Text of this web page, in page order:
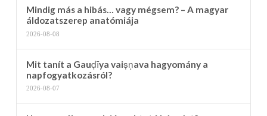
Mindig más a hibás… vagy mégsem? – A magyar
áldozatszerep anatómiája
2026-08-08
Mit tanít a Gauḍīya vaiṣṇava hagyomány a
napfogyatkozásról?
2026-08-07